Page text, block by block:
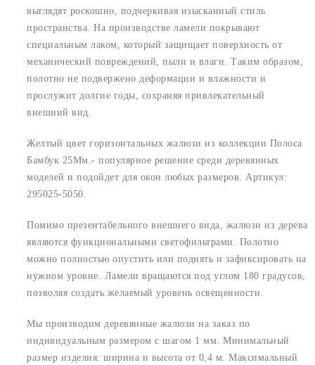
выглядят роскошно, подчеркивая изысканный стиль
пространства. На производстве ламели покрывают
специальным лаком, который защищает поверхность от
механический повреждений, пыли и влаги. Таким образом,
полотно не подвержено деформации и влажности и
прослужит долгие годы, сохраняя привлекательный
внешний вид.
Желтый цвет горизонтальных жалюзи из коллекции Полоса
Бамбук 25Мм.- популярное решение среди деревянных
моделей и подойдет для окон любых размеров. Артикул:
295025-5050.
Помимо презентабельного внешнего вида, жалюзи из дерева
являются функциональными светофильтрами. Полотно
можно полностью опустить или поднять и зафиксировать на
нужном уровне. Ламели вращаются под углом 180 градусов,
позволяя создать желаемый уровень освещенности.
Мы производим деревянные жалюзи на заказ по
индивидуальным размером с шагом 1 мм. Минимальный
размер изделия: ширина и высота от 0,4 м. Максимальный